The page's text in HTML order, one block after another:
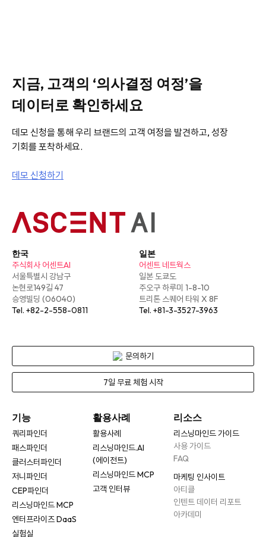
지금, 고객의 ‘의사결정 여정’을
데이터로 확인하세요
데모 신청을 통해 우리 브랜드의 고객 여정을 발견하고, 성장
기회를 포착하세요.
데모 신청하기
한국
주식회사 어센트AI
서울특별시 강남구
논현로149길 47
승영빌딩 (06040)
Tel. +82-2-558-0811
일본
어센트 네트웍스
일본 도쿄도
주오구 하루미 1-8-10
트리톤 스퀘어 타워 X 8F
Tel. +81-3-3527-3963
문의하기
7일 무료 체험 시작
기능
쿼리파인더
패스파인더
클러스터파인더
저니파인더
CEP파인더
리스닝마인드 MCP
엔터프라이즈 DaaS
실험실
활용사례
활용사례
리스닝마인드.AI
(에이전트)
리스닝마인드 MCP
고객 인터뷰
리소스
리스닝마인드 가이드
사용 가이드
FAQ
마케팅 인사이트
아티클
인텐트 데이터 리포트
아카데미